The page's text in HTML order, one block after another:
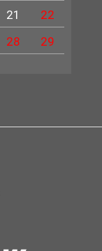
21
22
28
29